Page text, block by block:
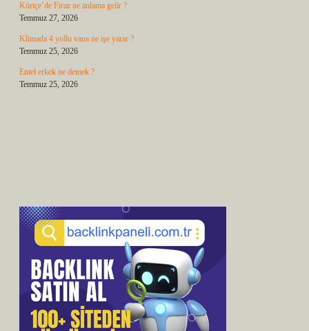
Kürtçe’de Firaz ne anlama gelir ?
Temmuz 27, 2026
Klimada 4 yollu vana ne işe yarar ?
Temmuz 25, 2026
Entel erkek ne demek ?
Temmuz 25, 2026